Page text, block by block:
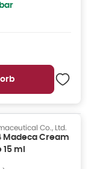
Co., Ltd.
Madeca Cream
ml